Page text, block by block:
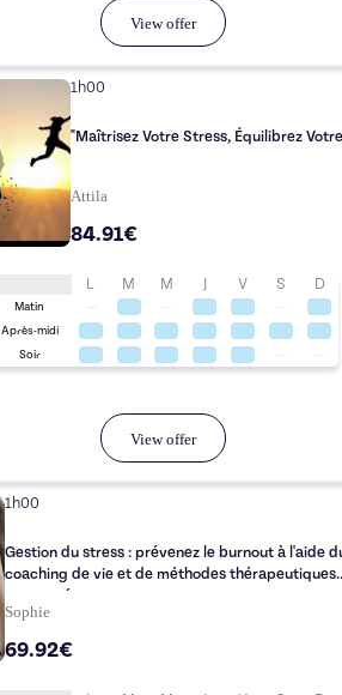
View offer
1h00
"Maîtrisez Votre Stress, Équilibrez
Attila
84.91€
L M M J V S D
Matin
Après-midi
Soir
View offer
1h00
Gestion du stress : prévenez le burnout à l'aide
coaching de vie et de méthodes thérapeutiques
approuvées
Sophie
69.92€